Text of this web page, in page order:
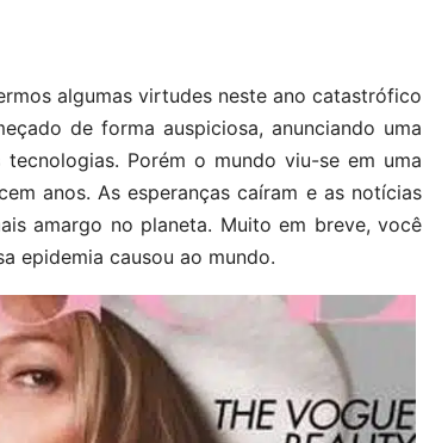
algumas virtudes neste ano catastrófico
de forma auspiciosa, anunciando uma
Porém o mundo viu-se em uma
anos. As esperanças caíram e as notícias
amargo no planeta. Muito em breve, você
epidemia causou ao mundo.